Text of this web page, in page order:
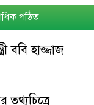
পঠিত
ববি হাজ্জাজ
তথ্যচিত্রে